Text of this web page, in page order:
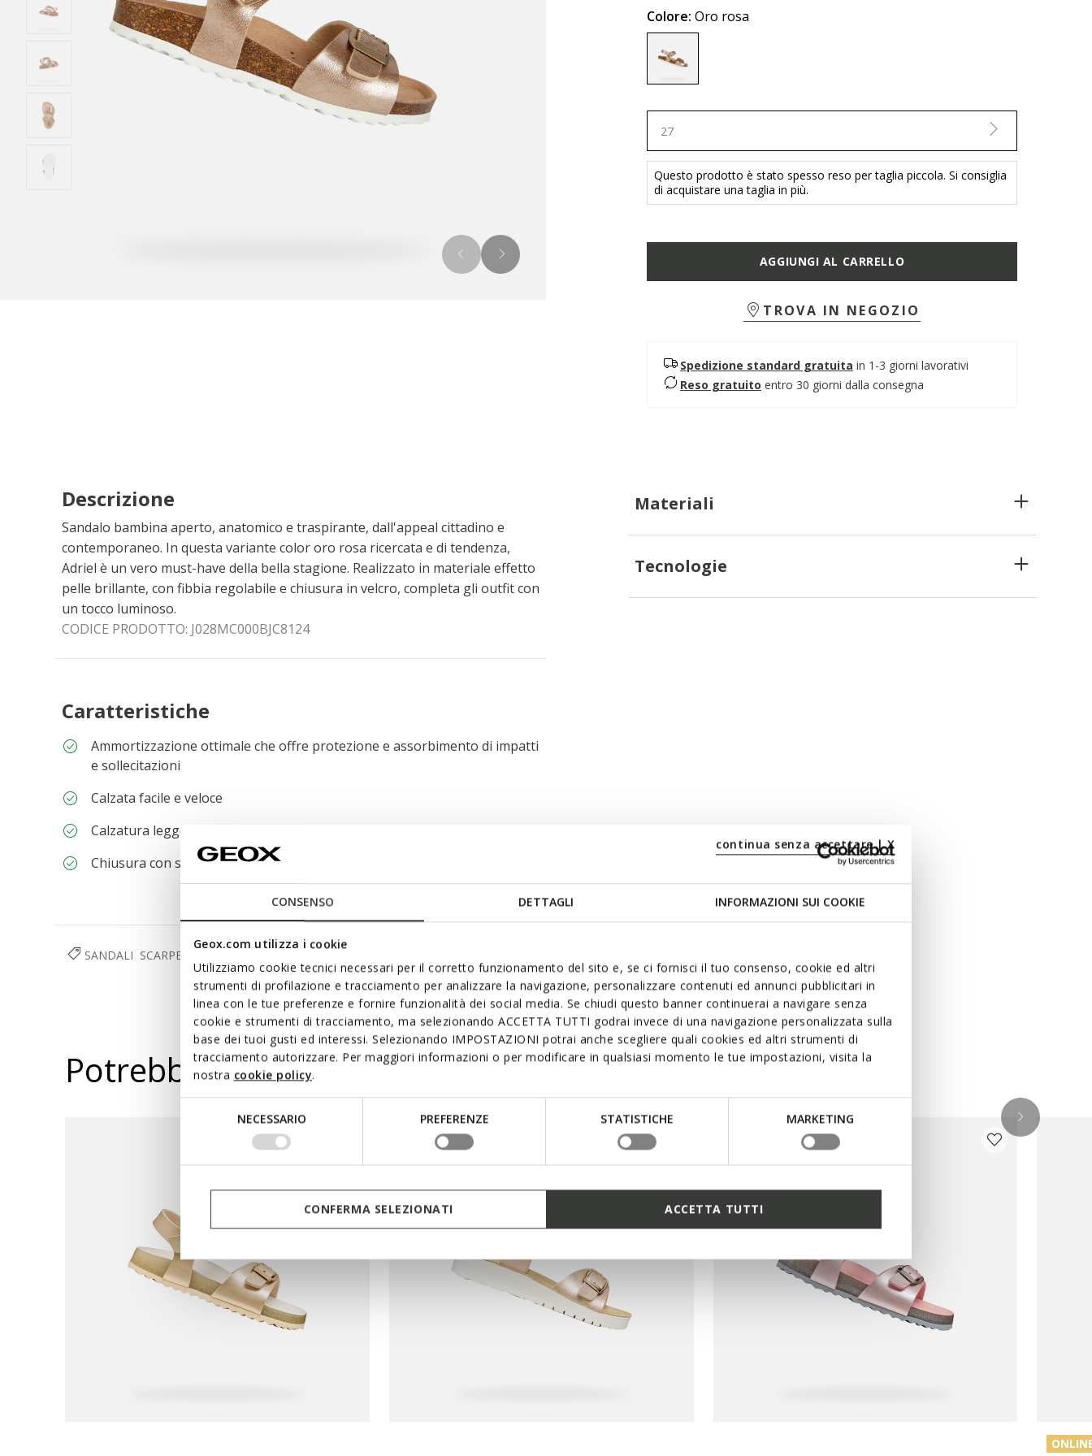
CONSENSO DETTAGLI INFORMAZIONI SUI COOKIE
Geox.com utilizza i cookie
Utilizziamo cookie tecnici necessari per il corretto funzionamento del sito e, se ci fornisci il tuo consenso, cookie ed altri
strumenti di profilazione e tracciamento per analizzare la navigazione, personalizzare contenuti ed annunci pubblicitari in
linea con le tue preferenze e fornire funzionalità dei social media. Se chiudi questo banner continuerai a navigare senza
cookie e strumenti di tracciamento, ma selezionando ACCETTA TUTTI godrai invece di una navigazione personalizzata sulla
base dei tuoi gusti ed interessi. Selezionando IMPOSTAZIONI potrai anche scegliere quali cookies ed altri strumenti di
tracciamento autorizzare. Per maggiori informazioni o per modificare in qualsiasi momento le tue impostazioni, visita la
nostra cookie policy.
NECESSARIO PREFERENZE STATISTICHE MARKETING
continua senza accettare | X
CONFERMA SELEZIONATI ACCETTA TUTTI
Colore: Oro rosa
27
Questo prodotto è stato spesso reso per taglia piccola. Si consiglia
di acquistare una taglia in più.
AGGIUNGI AL CARRELLO
TROVA IN NEGOZIO
Spedizione standard gratuita in 1-3 giorni lavorativi
Reso gratuito entro 30 giorni dalla consegna
Descrizione
Sandalo bambina aperto, anatomico e traspirante, dall'appeal cittadino e
contemporaneo. In questa variante color oro rosa ricercata e di tendenza,
Adriel è un vero must-have della bella stagione. Realizzato in materiale effetto
pelle brillante, con fibbia regolabile e chiusura in velcro, completa gli outfit con
un tocco luminoso.
CODICE PRODOTTO: J028MC000BJC8124
Caratteristiche
Ammortizzazione ottimale che offre protezione e assorbimento di impatti
e sollecitazioni
Calzata facile e veloce
Calzatura leggera; Tomaia non foderata
Chiusura con strap
Materiali
Tecnologie
SANDALI SCARPE
Potrebbe piacerti anche